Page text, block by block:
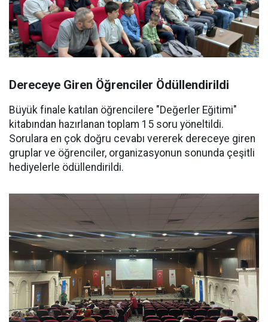
Dereceye Giren Öğrenciler Ödüllendirildi
Büyük finale katılan öğrencilere "Değerler Eğitimi"
kitabından hazırlanan toplam 15 soru yöneltildi.
Sorulara en çok doğru cevabı vererek dereceye giren
gruplar ve öğrenciler, organizasyonun sonunda çeşitli
hediyelerle ödüllendirildi.